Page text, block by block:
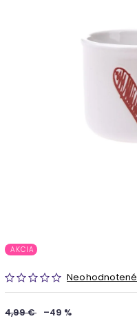
AKCIA
Neohodnotené
4,99 € –49 %